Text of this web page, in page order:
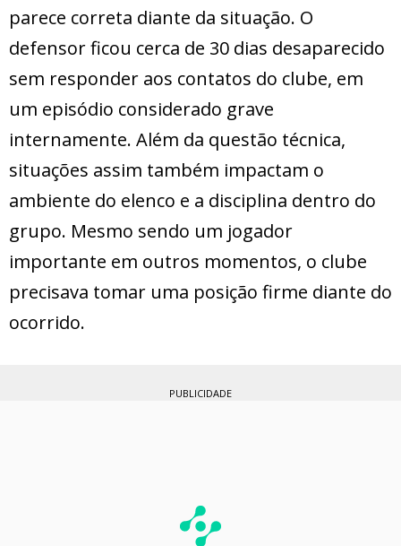
parece correta diante da situação. O
defensor ficou cerca de 30 dias desaparecido
sem responder aos contatos do clube, em
um episódio considerado grave
internamente. Além da questão técnica,
situações assim também impactam o
ambiente do elenco e a disciplina dentro do
grupo. Mesmo sendo um jogador
importante em outros momentos, o clube
precisava tomar uma posição firme diante do
ocorrido.
PUBLICIDADE